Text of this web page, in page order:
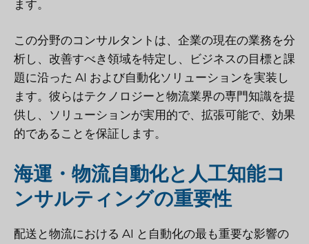
ます。
この分野のコンサルタントは、企業の現在の業務を分
析し、改善すべき領域を特定し、ビジネスの目標と課
題に沿った AI および自動化ソリューションを実装し
ます。彼らはテクノロジーと物流業界の専門知識を提
供し、ソリューションが実用的で、拡張可能で、効果
的であることを保証します。
海運・物流自動化と人工知能コ
ンサルティングの重要性
配送と物流における AI と自動化の最も重要な影響の